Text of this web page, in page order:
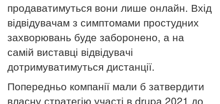
продаватимуться вони лише онлайн. Вхід
відвідувачам з симптомами простудних
захворювань буде заборонено, а на
самій виставці відвідувачі
дотримуватимуться дистанції.
Попередньо компанії мали б затвердити
власну стратегію участі в drupa 2021 до